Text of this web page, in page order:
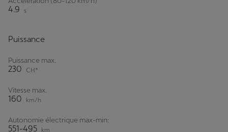
4.9 s
Puissance
Puissance max.
230 CH*
Vitesse max.
160 km/h
Autonomie électrique max-min:
551-495 km